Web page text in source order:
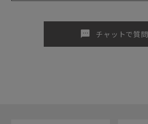
sms チャットで質問